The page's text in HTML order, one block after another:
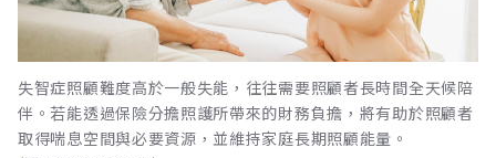
失智症照顧難度高於一般失能，往往需要照顧者長時間全天候陪
伴。若能透過保險分擔照護所帶來的財務負擔，將有助於照顧者
取得喘息空間與必要資源，並維持家庭長期照顧能量。